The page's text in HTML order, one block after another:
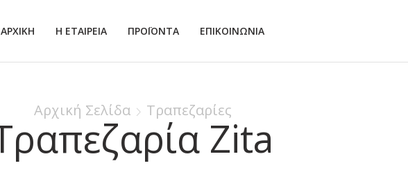
ΑΡΧΙΚΗ Η ΕΤΑΙΡΕΙΑ ΠΡΟΪΟΝΤΑ ΕΠΙΚΟΙΝΩΝΙΑ
Αρχική Σελίδα Τραπεζαρίες
Τραπεζαρία Zita